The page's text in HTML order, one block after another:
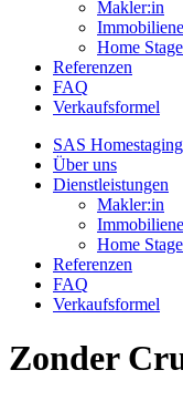
Makler:in
Home
Referenzen
FAQ
Verkaufsformel
SAS Homestaging
Über uns
Dienstleistungen
Makler:in
Home
Referenzen
FAQ
Verkaufsformel
Zonder